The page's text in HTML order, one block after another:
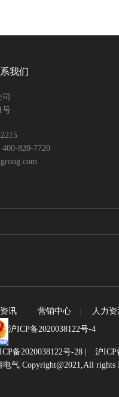
我们
号
820-7720
讯 营销中心 人力资
沪ICP备2020038122号-4
备2020038122号-28| 沪ICP
气 Copyright@2021,All rights